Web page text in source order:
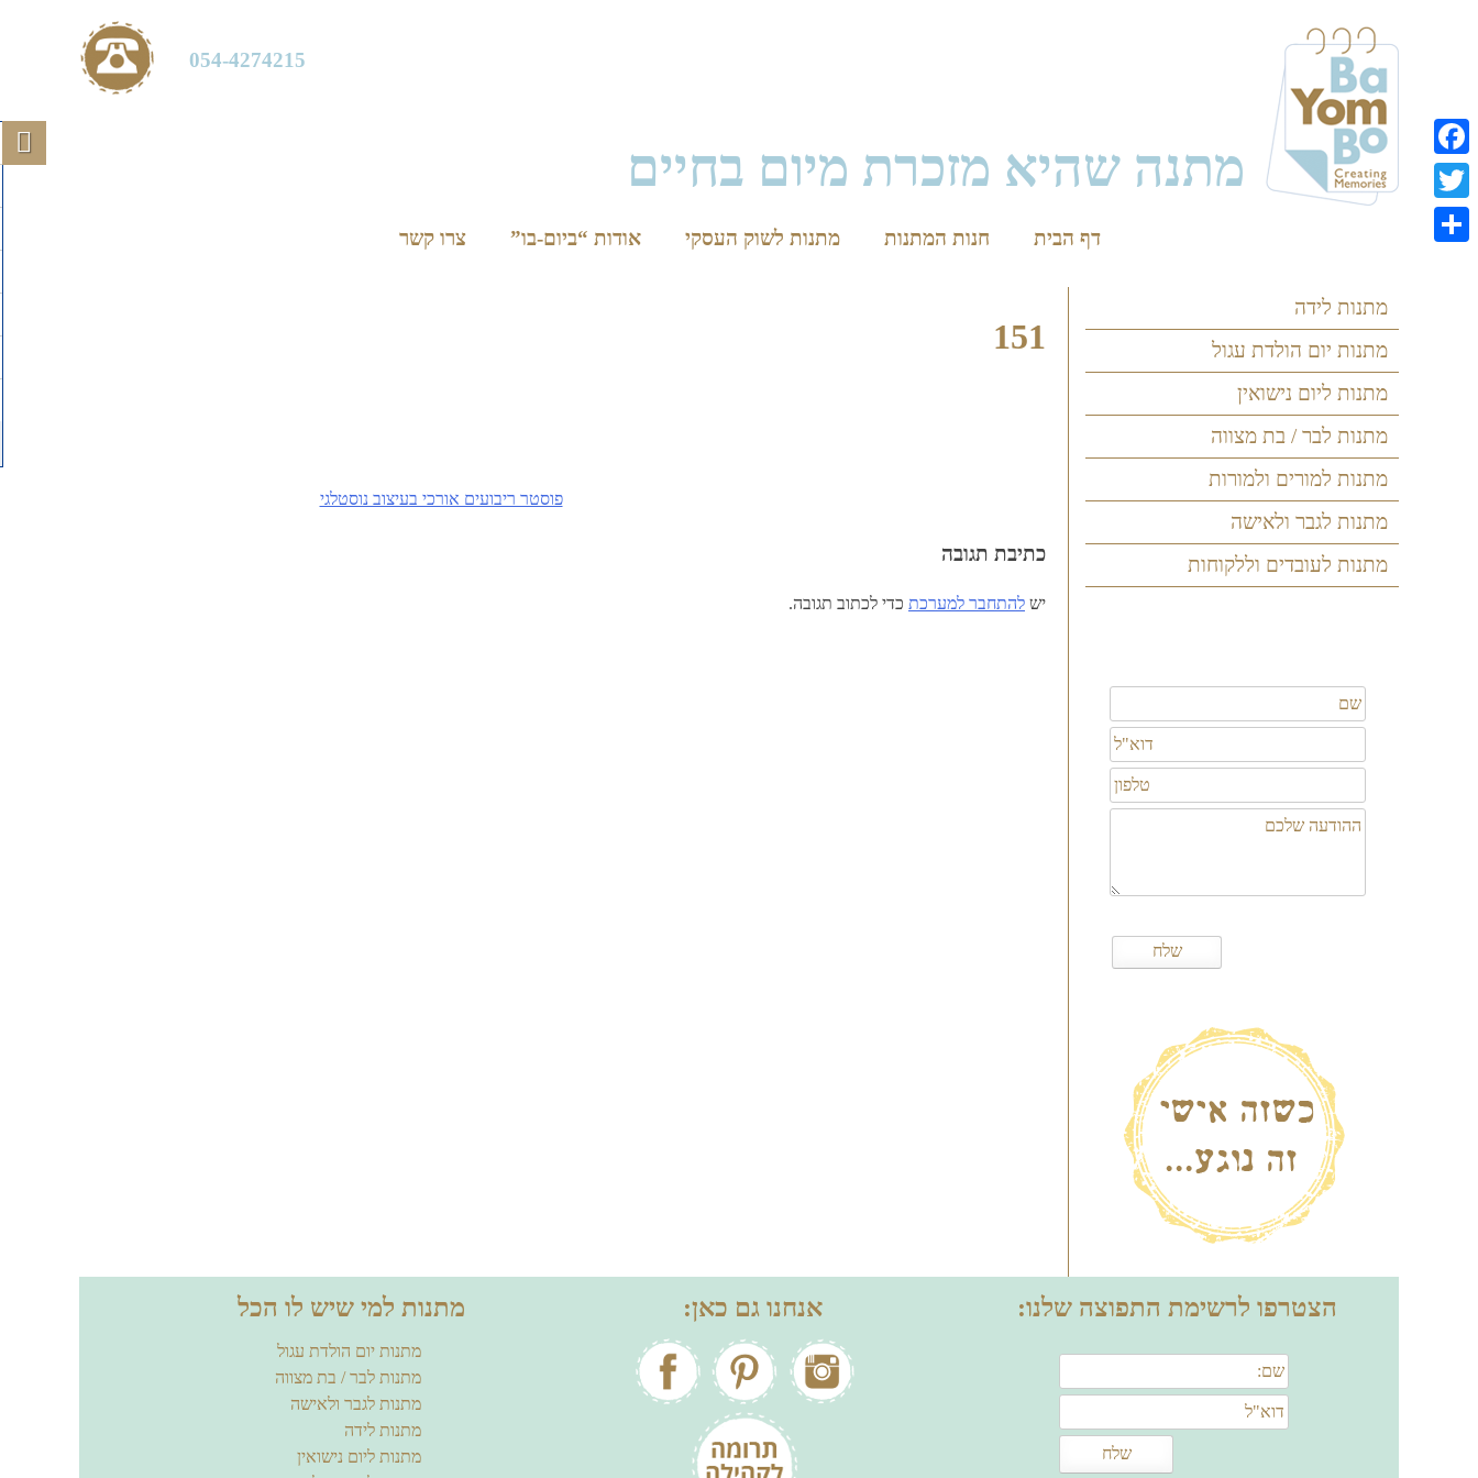
content
054-4274215
מתנה שהיא מזכרת מיום בחיים
דף הבית חנות המתנות מתנות לשוק העסקי אודות “ביום-בו” צרו קשר
מתנות לידה
מתנות יום הולדת עגול
מתנות ליום נישואין
מתנות לבר / בת מצווה
מתנות למורים ולמורות
מתנות לגבר ולאישה
מתנות לעובדים וללקוחות
151
פוסטר ריבועים אורכי בעיצוב נוסטלגי
כתיבת תגובה
יש להתחבר למערכת כדי לכתוב תגובה.
הצטרפו לרשימת התפוצה שלנו: אנחנו גם כאן: מתנות למי שיש לו הכל
מתנות יום הולדת עגול
מתנות לבר / בת מצווה
מתנות לגבר ולאישה
מתנות לידה
מתנות ליום נישואין
Facebook
Twitter